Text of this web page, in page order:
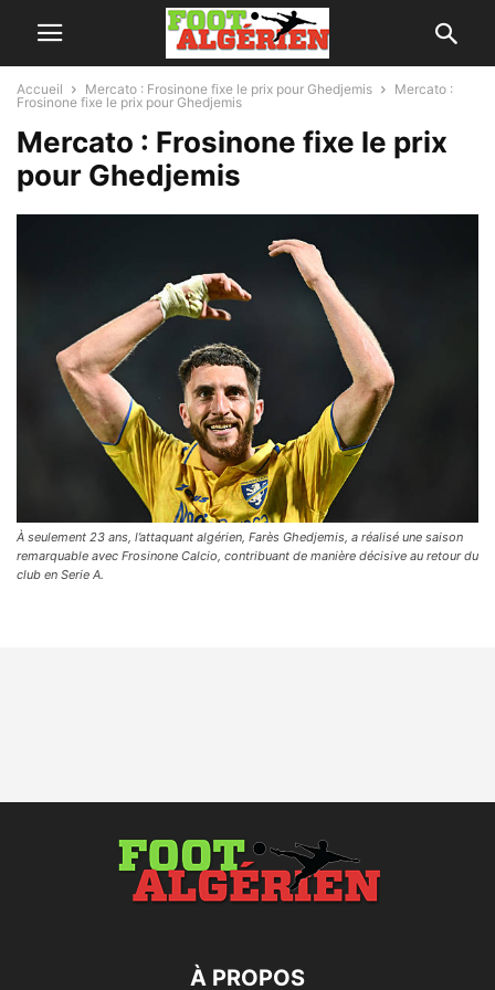
Accueil Mercato : Frosinone fixe le prix pour Ghedjemis
Mercato :
Frosinone fixe le prix pour Ghedjemis
Mercato : Frosinone fixe le prix
pour Ghedjemis
À seulement 23 ans, l’attaquant algérien, Farès Ghedjemis, a réalisé une saison
remarquable avec Frosinone Calcio, contribuant de manière décisive au retour du
club en Serie A.
À PROPOS